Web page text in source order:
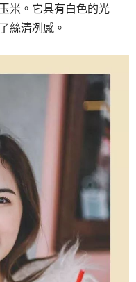
米。它具有白色的光
絲清冽感。